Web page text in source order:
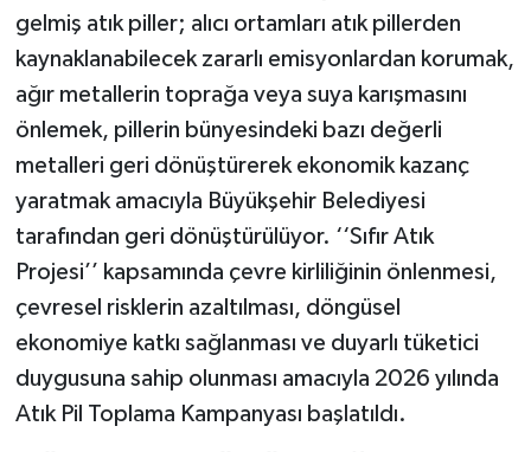
gelmiş atık piller; alıcı ortamları atık pillerden
kaynaklanabilecek zararlı emisyonlardan korumak,
ağır metallerin toprağa veya suya karışmasını
önlemek, pillerin bünyesindeki bazı değerli
metalleri geri dönüştürerek ekonomik kazanç
yaratmak amacıyla Büyükşehir Belediyesi
tarafından geri dönüştürülüyor. ‘‘Sıfır Atık
Projesi’’ kapsamında çevre kirliliğinin önlenmesi,
çevresel risklerin azaltılması, döngüsel
ekonomiye katkı sağlanması ve duyarlı tüketici
duygusuna sahip olunması amacıyla 2026 yılında
Atık Pil Toplama Kampanyası başlatıldı.